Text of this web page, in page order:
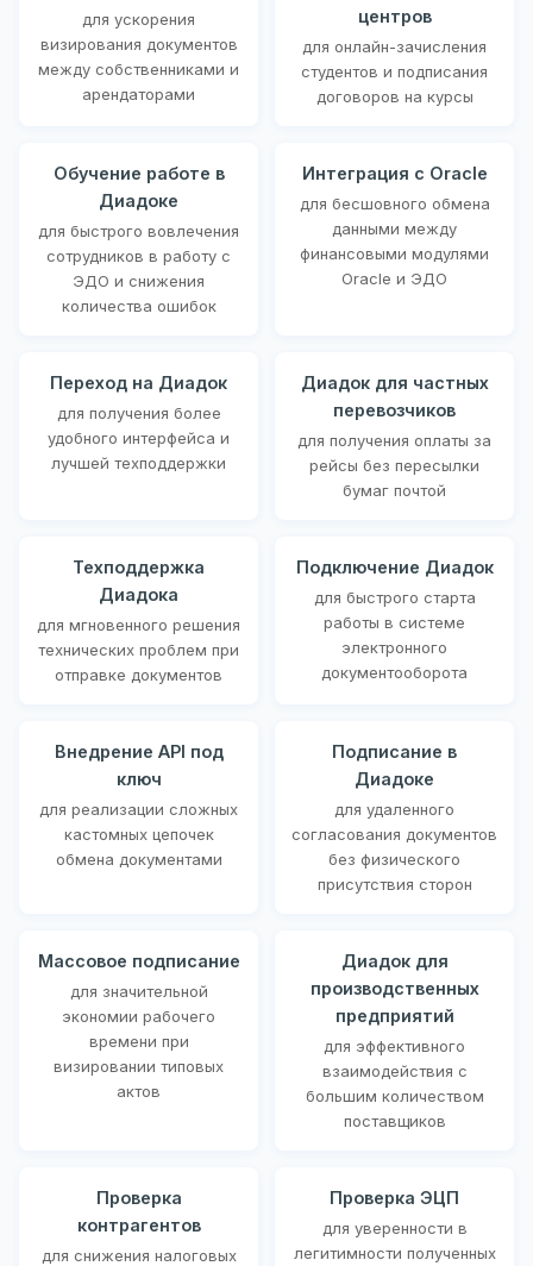
для ускорения
визирования документов
между собственниками и
арендаторами
центров
для онлайн-зачисления
студентов и подписания
договоров на курсы
Обучение работе в
Диадоке
для быстрого вовлечения
сотрудников в работу с
ЭДО и снижения
количества ошибок
Интеграция с Oracle
для бесшовного обмена
данными между
финансовыми модулями
Oracle и ЭДО
Переход на Диадок
для получения более
удобного интерфейса и
лучшей техподдержки
Диадок для частных
перевозчиков
для получения оплаты за
рейсы без пересылки
бумаг почтой
Техподдержка
Диадока
для мгновенного решения
технических проблем при
отправке документов
Подключение Диадок
для быстрого старта
работы в системе
электронного
документооборота
Внедрение API под
ключ
для реализации сложных
кастомных цепочек
обмена документами
Подписание в
Диадоке
для удаленного
согласования документов
без физического
присутствия сторон
Массовое подписание
для значительной
экономии рабочего
времени при
визировании типовых
актов
Диадок для
производственных
предприятий
для эффективного
взаимодействия с
большим количеством
поставщиков
Проверка
контрагентов
для снижения налоговых
Проверка ЭЦП
для уверенности в
легитимности полученных